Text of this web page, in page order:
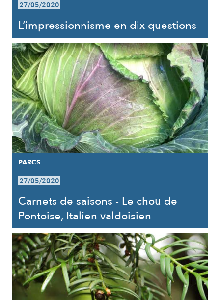
27/05/2020
L’impressionnisme en dix questions
PARCS
27/05/2020
Carnets de saisons - Le chou de
Pontoise, Italien valdoisien